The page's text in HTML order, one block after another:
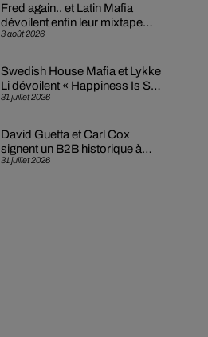
3 août 2026
Fred again.. et Latin Mafia
dévoilent enfin leur mixtape
créée en...
31 juillet 2026
Swedish House Mafia et Lykke
Li dévoilent « Happiness Is So
Sad »
31 juillet 2026
David Guetta et Carl Cox
signent un B2B historique à
Ibiza